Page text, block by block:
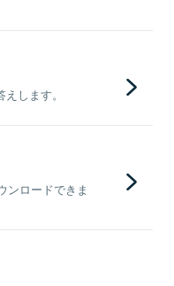
します。
ンロードできま